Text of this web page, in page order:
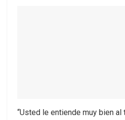
“Usted le entiende muy bien